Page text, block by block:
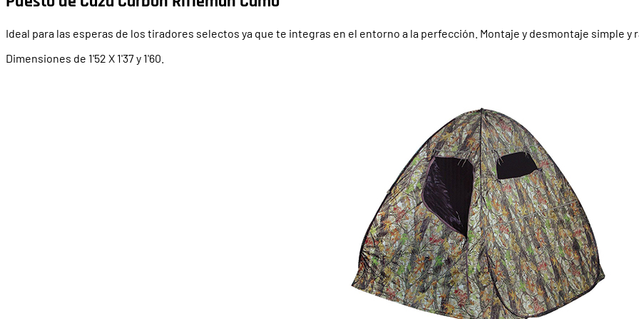
Ideal para las esperas de los tiradores selectos ya que te integras en el entorno a la perfección. Montaje y desmontaje simple y
Dimensiones de 1'52 X 1'37 y 1'60.